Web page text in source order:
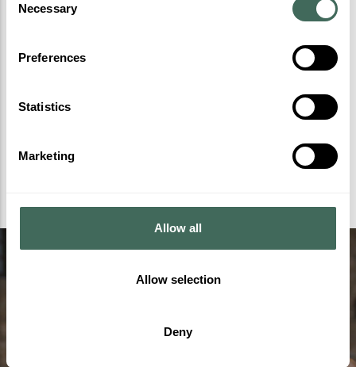
Selection
Necessary
Preferences
Statistics
Marketing
Allow all
Allow selection
Deny